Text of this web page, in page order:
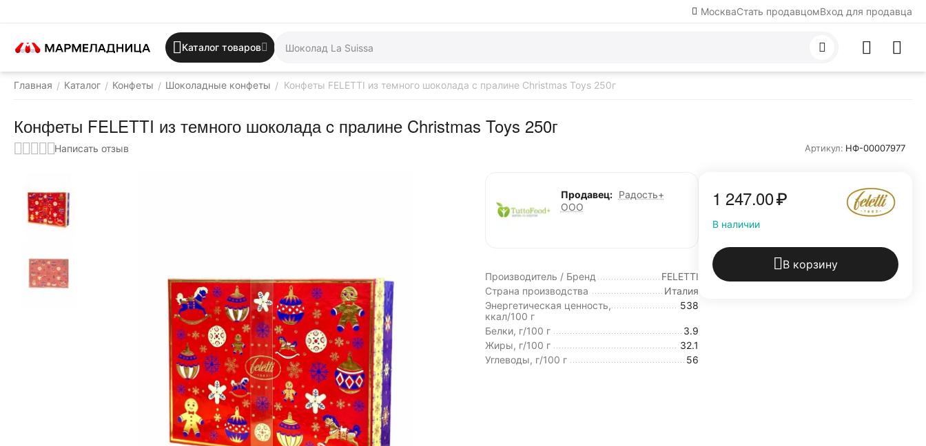
МоскваСтать продавцомВход для продавца
Каталог товаров
Главная / Каталог / Конфеты / Шоколадные конфеты / Конфеты FELETTI из темного шоколада c пралине Christmas Toys 250г
Конфеты FELETTI из темного шоколада c пралине Christmas Toys 250г
Написать отзыв Артикул: НФ-00007977
Продавец:
Радость+
ООО
Производитель / Бренд
FELETTI
Страна производства
Италия
Энергетическая ценность,
ккал/100 г
538
Белки, г/100 г
3.9
Жиры, г/100 г
32.1
Углеводы, г/100 г
56
1 247.00₽
В наличии
В корзину